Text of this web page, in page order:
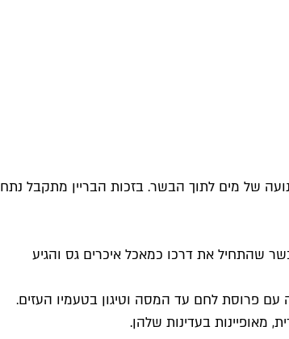
של מים לתוך הבשר. בזכות הבריין מתקבל נתח
שהתחיל את דרכו כמאכל איכרים גס והגיע
פרוסת לחם עד המסה וטיגון בטעמיו העזים.
מאופיינות בעדינות שלהן.